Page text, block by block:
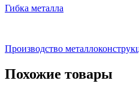
Гибка металла
Производство
Похожие товары